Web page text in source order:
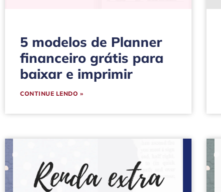
5 modelos de Planner
financeiro grátis para
baixar e imprimir
CONTINUE LENDO »